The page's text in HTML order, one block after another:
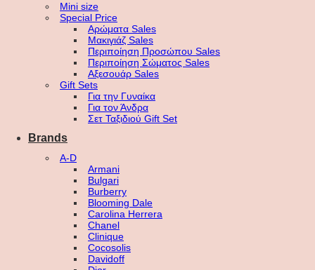
Mini size
Special Price
Αρώματα Sales
Μακιγιάζ Sales
Περιποίηση Προσώπου Sales
Περιποίηση Σώματος Sales
Αξεσουάρ Sales
Gift Sets
Για την Γυναίκα
Για τον Άνδρα
Σετ Ταξιδιού Gift Set
Brands
A-D
Armani
Bulgari
Burberry
Blooming Dale
Carolina Herrera
Chanel
Clinique
Cocosolis
Davidoff